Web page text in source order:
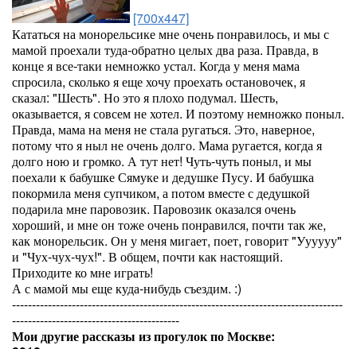
[700x447]
Кататься на монорельсике мне очень понравилось, и мы с
мамой проехали туда-обратно целых два раза. Правда, в
конце я все-таки немножко устал. Когда у меня мама
спросила, сколько я еще хочу проехать остановочек, я
сказал: "Шесть". Но это я плохо подумал. Шесть,
оказывается, я совсем не хотел. И поэтому немножко поныл.
Правда, мама на меня не стала ругаться. Это, наверное,
потому что я ныл не очень долго. Мама ругается, когда я
долго ною и громко. А тут нет! Чуть-чуть поныл, и мы
поехали к бабушке Сямуке и дедушке Пусу. И бабушка
покормила меня супчиком, а потом вместе с дедушкой
подарила мне паровозик. Паровозик оказался очень
хороший, и мне он тоже очень понравился, почти так же,
как монорельсик. Он у меня мигает, поет, говорит "Уууууу"
и "Чух-чух-чух!". В общем, почти как настоящий.
Приходите ко мне играть!
А с мамой мы еще куда-нибудь съездим. :)
-----------------------------------------------------------------------------------
------------------------------------------
Мои другие рассказы из прогулок по Москве: